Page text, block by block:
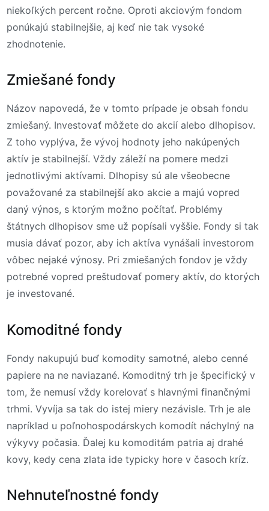
niekoľkých percent ročne. Oproti akciovým fondom
ponúkajú stabilnejšie, aj keď nie tak vysoké
zhodnotenie.
Zmiešané fondy
Názov napovedá, že v tomto prípade je obsah fondu
zmiešaný. Investovať môžete do akcií alebo dlhopisov.
Z toho vyplýva, že vývoj hodnoty jeho nakúpených
aktív je stabilnejší. Vždy záleží na pomere medzi
jednotlivými aktívami. Dlhopisy sú ale všeobecne
považované za stabilnejší ako akcie a majú vopred
daný výnos, s ktorým možno počítať. Problémy
štátnych dlhopisov sme už popísali vyššie. Fondy si tak
musia dávať pozor, aby ich aktíva vynášali investorom
vôbec nejaké výnosy. Pri zmiešaných fondov je vždy
potrebné vopred preštudovať pomery aktív, do ktorých
je investované.
Komoditné fondy
Fondy nakupujú buď komodity samotné, alebo cenné
papiere na ne naviazané. Komoditný trh je špecifický v
tom, že nemusí vždy korelovať s hlavnými finančnými
trhmi. Vyvíja sa tak do istej miery nezávisle. Trh je ale
napríklad u poľnohospodárskych komodít náchylný na
výkyvy počasia. Ďalej ku komoditám patria aj drahé
kovy, kedy cena zlata ide typicky hore v časoch kríz.
Nehnuteľnostné fondy